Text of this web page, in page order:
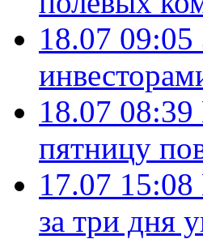
18.07 09:05
18.07 08:39
пятницу
17.07 15:08
за три дня